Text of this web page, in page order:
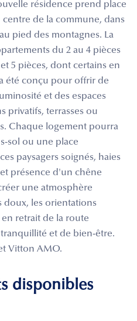
résidence prend place
de la commune, dans
pied des montagnes. La
du 2 au 4 pièces
5 pièces, dont certains en
été conçu pour offrir de
et des espaces
privatifs, terrasses ou
Chaque logement pourra
sol ou une place
paysagers soignés, haies
présence d'un chêne
une atmosphère
doux, les orientations
retrait de la route
et de bien-être.
Vitton AMO.
disponibles